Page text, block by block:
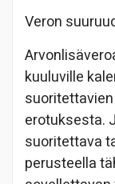
Veron
kuuluville
erotuksesta.
suoritettava
perusteella